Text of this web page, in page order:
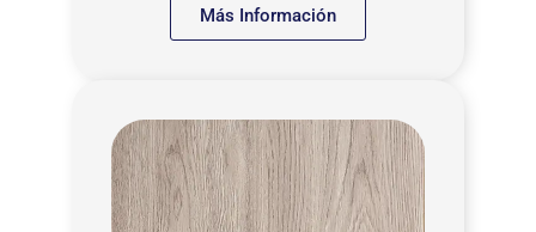
Más Información